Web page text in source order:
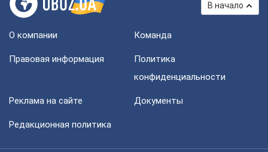
В начало
О компании Команда
Правовая информация
Политика
конфиденциальности
Реклама на сайте Документы
Редакционная политика